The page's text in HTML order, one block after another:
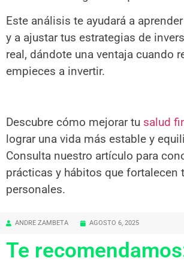
Este análisis te ayudará a
y a ajustar tus estrategias de
real, dándote una ventaja cuando
empieces a invertir.
Descubre cómo mejorar tu salud
lograr una vida más estable y
Consulta nuestro artículo para
prácticas y hábitos que fortalecen
personales.
ANDRE ZAMBETA AGOSTO 6, 2025
Te